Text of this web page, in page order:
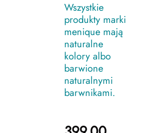
Wszystkie
produkty marki
menique mają
naturalne
kolory albo
barwione
naturalnymi
barwnikami.